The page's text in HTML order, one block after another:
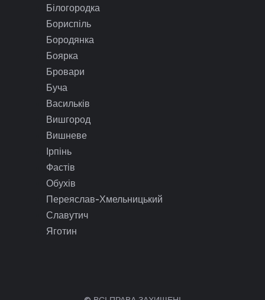
Білогородка
Бориспіль
Бородянка
Боярка
Бровари
Буча
Васильків
Вишгород
Вишневе
Ірпінь
Фастів
Обухів
Переяслав-Хмельницький
Славутич
Яготин